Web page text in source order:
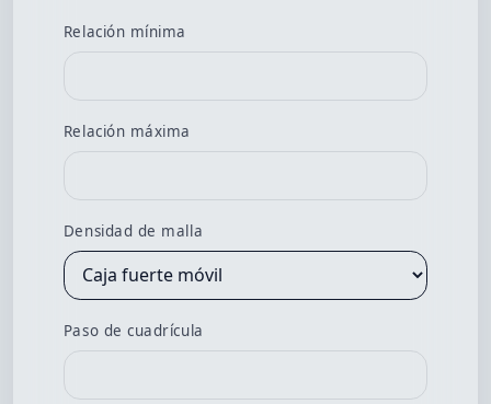
Relación mínima
Relación máxima
Densidad de malla
Paso de cuadrícula